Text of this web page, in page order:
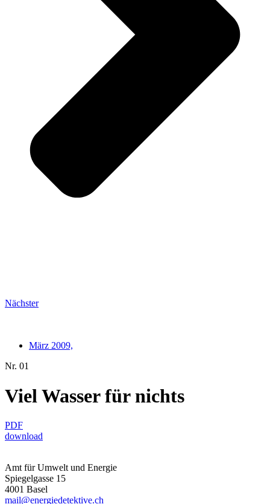
Nächster
März 2009,
Nr. 01
Viel Wasser für nichts
PDF
download
Amt für Umwelt und Energie
Spiegelgasse 15
4001 Basel
mail@energiedetektive.ch